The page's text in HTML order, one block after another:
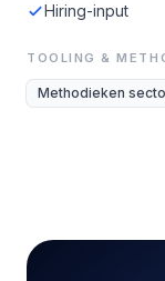
Hiring-input
TOOLING &
Methodieken